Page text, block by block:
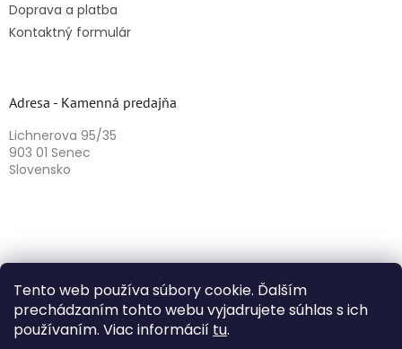
Tento web používa súbory cookie. Ďalším
prechádzaním tohto webu vyjadrujete súhlas s ich
používaním. Viac informácií tu.
Doprava a platba
Kontaktný formulár
Adresa - Kamenná predajňa
Lichnerova 95/35
903 01 Senec
Slovensko